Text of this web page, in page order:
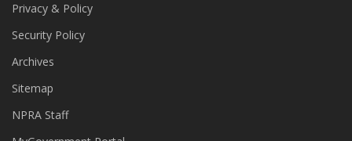
Privacy & Policy
Security Policy
Archives
Sitemap
NPRA Staff